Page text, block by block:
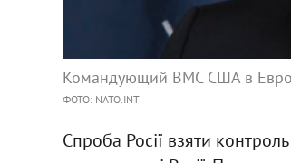
Командующий ВМС США в
ФОТО: NATO.INT
Спроба Росії взяти